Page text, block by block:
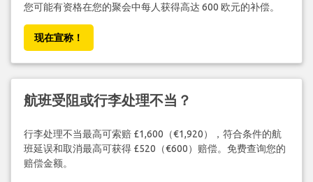
您可能有资格在您的聚会中每人获得高达 600 欧元的补偿。
现在宣称！
航班受阻或行李处理不当？
行李处理不当最高可索赔 £1,600（€1,920），符合条件的航
班延误和取消最高可获得 £520（€600）赔偿。免费查询您的
赔偿金额。